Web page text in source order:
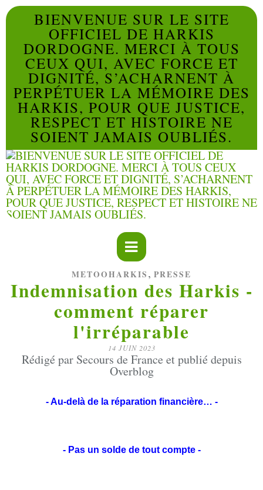
BIENVENUE SUR LE SITE
OFFICIEL DE HARKIS
DORDOGNE. MERCI À TOUS
CEUX QUI, AVEC FORCE ET
DIGNITÉ, S’ACHARNENT À
PERPÉTUER LA MÉMOIRE DES
HARKIS, POUR QUE JUSTICE,
RESPECT ET HISTOIRE NE
SOIENT JAMAIS OUBLIÉS.
METOOHARKIS , PRESSE
Indemnisation des Harkis -
comment réparer
l'irréparable
14 JUIN 2023
Rédigé par Secours de France et publié depuis
Overblog
- Au-delà de la réparation financière… -
- Pas un solde de tout compte -